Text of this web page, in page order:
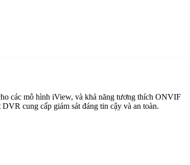
các mô hình iView, và khả năng tương thích ONVIF
cung cấp giám sát đáng tin cậy và an toàn.